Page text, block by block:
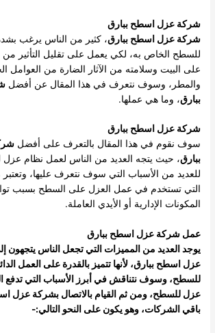
شركة عزل اسطح ببارق
شركة عزل اسطح ببارق، كثير من الناس يرغب
للسطح الخاص به، لكي يعمل على تقليل التأثير
على البيت وسلامته من الآثار الضارة من العوامل
والمطر، وسوف نتعرف في هذا المقال عن أفضل
ببارق، وما هي عملها.
شركة عزل اسطح ببارق
سوف نقوم في هذا المقال بالتعرف على أفضل
ببارق، حيث يتجه العديد من الناس لعمل نظام
للعديد من الأسباب التي سوف نتعرف عليها،
التي تستخدم في عمل العزل على السطح بسبب
المكونات الإدارية أو الأيدي العاملة.
عمل شركة عزل اسطح ببارق
يوجد العديد من المميزات التي تجعل الناس يتجهون
عزل اسطح ببارق، لأنها تتميز بالقدرة على العمل
للسطح، وسوف نتناقش في أبرز الأسباب التي تدفع
عزل للسطح، ومن ثم القيام بالاتصال بشركة عزل
باقي الشركات، وهو يكون على النحو التالي:-